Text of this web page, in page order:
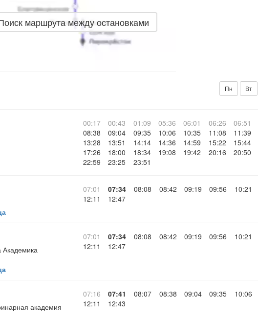
маршрута между остановками
Пн Вт
00:17 00:43 01:09 05:36 06:01 06:26 06:51
08:38
09:04 09:35 10:06 10:35 11:08 11:39
13:28
13:51 14:14 14:36 14:59 15:22 15:44
17:26
18:00 18:34 19:08 19:42 20:16 20:50
22:59
23:25 23:51
07:01 07:34 08:08 08:42 09:19 09:56 10:21
12:11
12:47
07:01 07:34 08:08 08:42 09:19 09:56 10:21
12:11
12:47
академия
07:16 07:41 08:07 08:38 09:04 09:35 10:06
12:11
12:43